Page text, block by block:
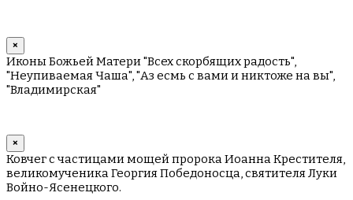
×
Иконы Божьей Матери "Всех скорбящих радость",
"Неупиваемая Чаша", "Аз есмь с вами и никтоже на вы",
"Владимирская"
×
Ковчег с частицами мощей пророка Иоанна Крестителя,
великомученика Георгия Победоносца, святителя Луки
Войно-Ясенецкого.